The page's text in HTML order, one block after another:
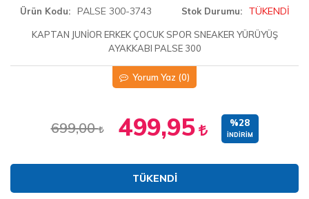
Ürün Kodu PALSE 300-3743 Stok Durumu TÜKENDİ
KAPTAN JUNİOR ERKEK ÇOCUK SPOR SNEAKER YÜRÜYÜŞ
AYAKKABI PALSE 300
Yorum Yaz (0)
699,00 499,95 %28
İNDIRIM
TÜKENDI